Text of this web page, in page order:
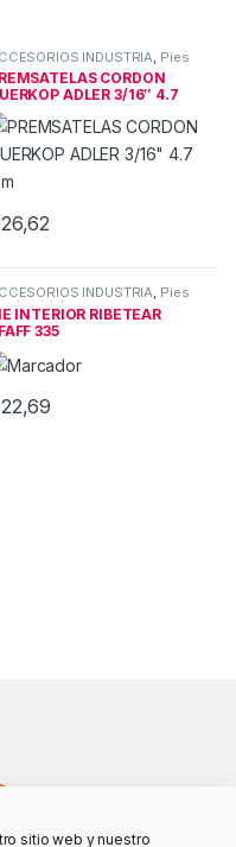
sitio web y nuestro
INDUSTRIA Pies
guias triple
CORDON
ADLER 3/16″ 4.7
26,62
INDUSTRIA, Pies
guias triple
INTERIOR RIBETEAR
335
22,69